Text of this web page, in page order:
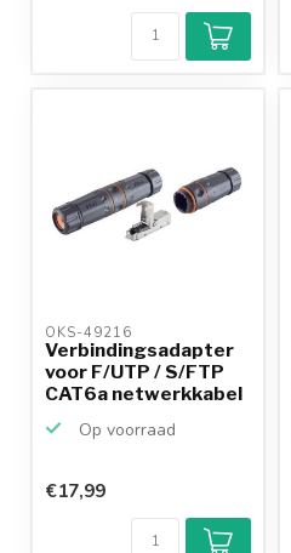
OKS-49216
Verbindingsadapter
voor F/UTP / S/FTP
CAT6a netwerkkabel
Op voorraad
€17,99